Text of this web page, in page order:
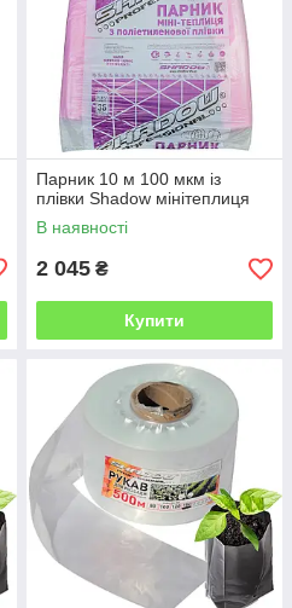
Парник 10 м 100 мкм із
плівки Shadow мінітеплиця
В наявності
2 045 ₴
Купити